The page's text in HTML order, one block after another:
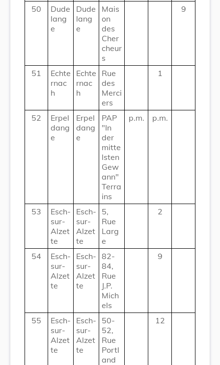
50
Dude
lang
e
Dude
lang
e
Mais
on
des
Cher
cheur
s
9
51
Echte
rnac
h
Echte
rnac
h
Rue
des
Merci
ers
1
52
Erpel
dang
e
Erpel
dang
e
PAP
"In
der
mitte
lsten
Gew
ann"
Terra
ins
p.m. p.m.
53
Esch-
sur-
Alzet
te
Esch-
sur-
Alzet
te
5,
Rue
Larg
e
2
54
Esch-
sur-
Alzet
te
Esch-
sur-
Alzet
te
82-
84,
Rue
J.P.
Mich
els
9
55
Esch-
sur-
Alzet
te
Esch-
sur-
Alzet
te
50-
52,
Rue
Portl
and
12